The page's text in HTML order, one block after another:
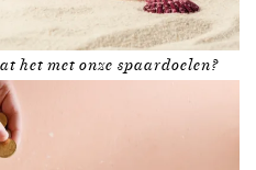
het met onze spaardoelen?